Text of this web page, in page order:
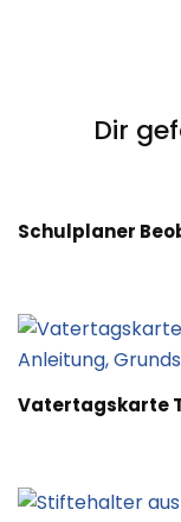
Dir
Schulplaner
Vatertagskarte